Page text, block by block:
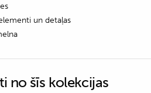
un detaļas
no šīs kolekcijas